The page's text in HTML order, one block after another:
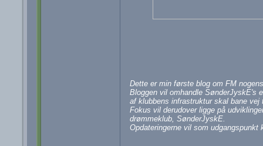
Dette er min første blog om FM
Bloggen vil omhandle SønderJyskE's
af klubbens infrastruktur skal bane
Fokus vil derudover ligge på
drømmeklub, SønderJyskE.
Opdateringerne vil som